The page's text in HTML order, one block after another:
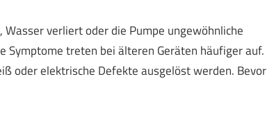
verliert oder die Pumpe ungewöhnliche
Symptome treten bei älteren Geräten häufiger auf.
oder elektrische Defekte ausgelöst werden. Bevor